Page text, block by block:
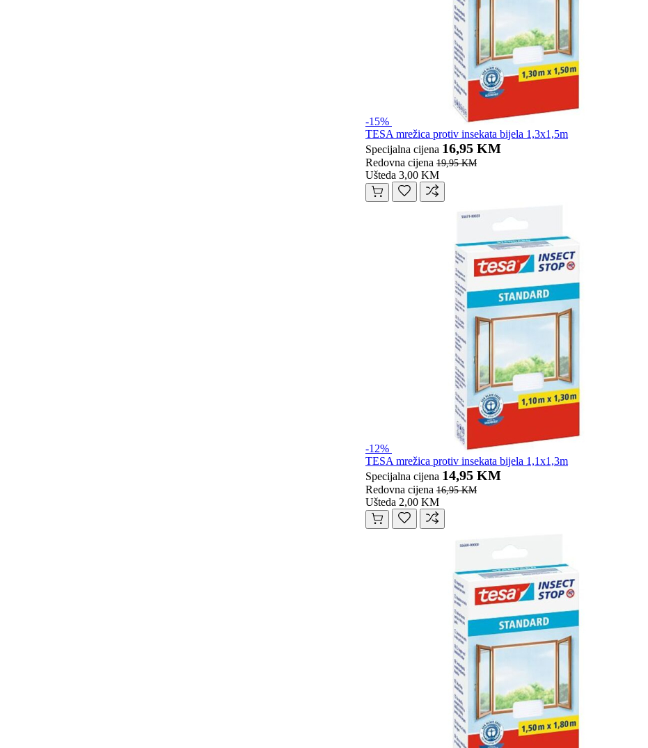
-15%
TESA mrežica protiv insekata bijela 1,3x1,5m
Specijalna cijena 16,95 KM
Redovna cijena 19,95 KM
Ušteda 3,00 KM
-12%
TESA mrežica protiv insekata bijela 1,1x1,3m
Specijalna cijena 14,95 KM
Redovna cijena 16,95 KM
Ušteda 2,00 KM